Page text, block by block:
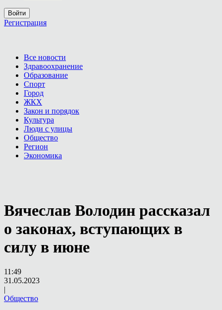
Войти
Регистрация
Все новости
Здравоохранение
Образование
Спорт
Город
ЖКХ
Закон и порядок
Культура
Люди с улицы
Общество
Регион
Экономика
Вячеслав Володин рассказал
о законах, вступающих в
силу в июне
11:49
31.05.2023
|
Общество